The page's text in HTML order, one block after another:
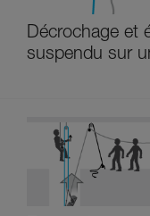
Décrochage et
suspendu sur